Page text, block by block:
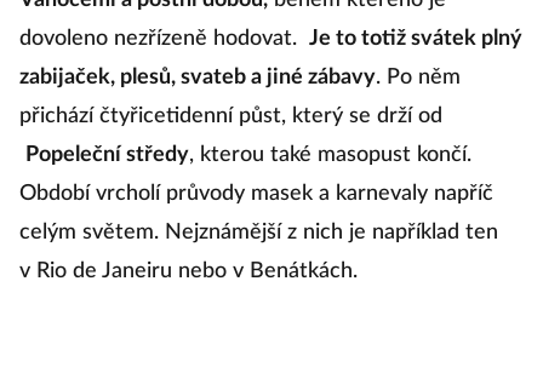
dovoleno nezřízeně hodovat. Je to totiž svátek plný
zabijaček, plesů, svateb a jiné zábavy. Po něm
přichází čtyřicetidenní půst, který se drží od
Popeleční středy, kterou také masopust končí.
Období vrcholí průvody masek a karnevaly napříč
celým světem. Nejznámější z nich je například ten
v Rio de Janeiru nebo v Benátkách.